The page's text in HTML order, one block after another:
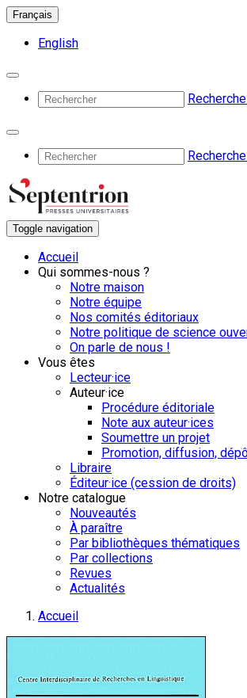
Français
English
Toggle navigation
Accueil
Qui sommes-nous ?
Notre maison
Notre équipe
Nos comités éditoriaux
Notre politique de science
On parle de nous !
Vous êtes
Lecteur·ice
Auteur·ice
Procédure éditoriale
Note aux auteur·ices
Soumettre un projet
Promotion, diffusion,
Libraire
Éditeur·ice (cession de droits)
Notre catalogue
Nouveautés
À paraître
Par bibliothèques thématiques
Par collections
Revues
Actualités
Accueil